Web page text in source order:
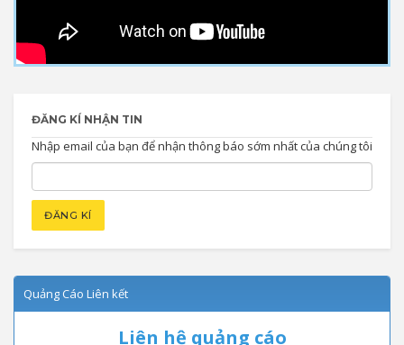
ĐĂNG KÍ NHẬN TIN
Nhập email của bạn để nhận thông báo sớm nhất của chúng tôi
Quảng Cáo Liên kết
Liên hệ quảng cáo